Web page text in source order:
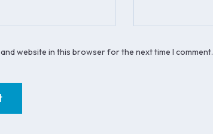
and website in this browser for the next time I comment.